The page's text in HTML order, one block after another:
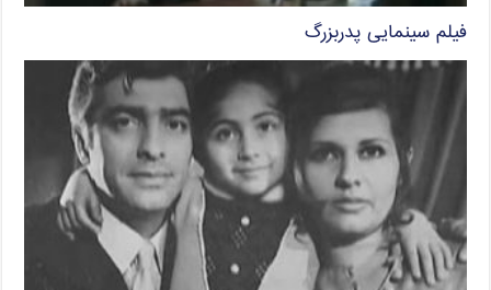
فیلم سینمایی پدربزرگ